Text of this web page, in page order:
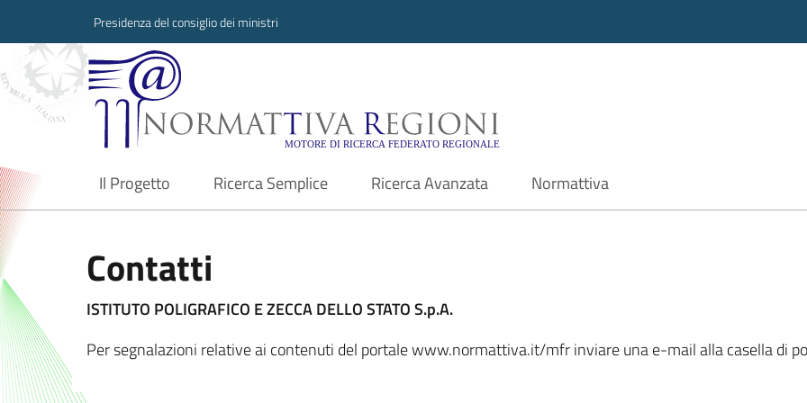
Presidenza del consiglio dei ministri
Normattiva Regioni - Motore di ricerca
Il Progetto
current Ricerca Semplice Ricerca Avanzata Normattiva
Contatti
ISTITUTO POLIGRAFICO E ZECCA DELLO STATO S.p.A.
Per segnalazioni relative ai contenuti del portale www.normattiva.it/mfr inviare una e-mail alla casella di